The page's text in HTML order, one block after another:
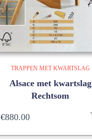
TRAPPEN MET KWARTSLAG
Alsace met kwartslag
Rechtsom
€880.00